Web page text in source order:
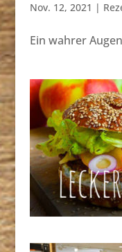
Nov. 12, 2021 |
Ein wahrer